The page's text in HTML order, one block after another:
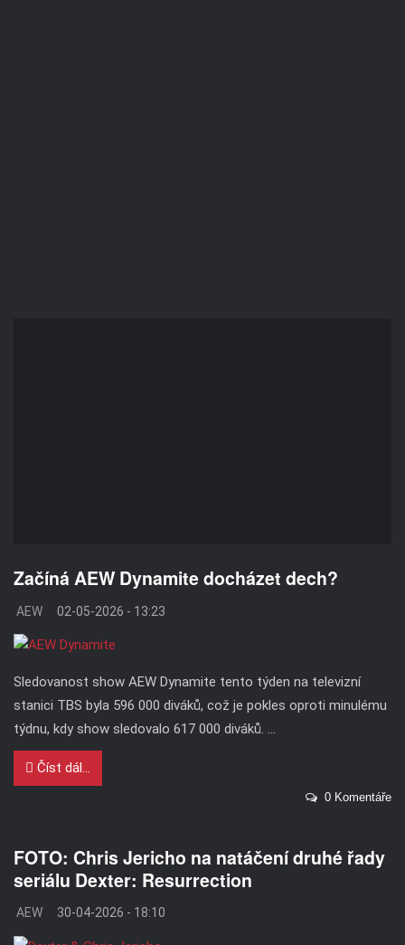
Začíná AEW Dynamite docházet dech?
AEW 02-05-2026 - 13:23
Sledovanost show AEW Dynamite tento týden na televizní
stanici TBS byla 596 000 diváků, což je pokles oproti minulému
týdnu, kdy show sledovalo 617 000 diváků. ...
Číst dál...
0 Komentáře
FOTO: Chris Jericho na natáčení druhé řady
seriálu Dexter: Resurrection
AEW 30-04-2026 - 18:10